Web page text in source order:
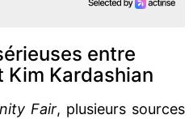
entre
Kim Kardashian
Fair, plusieurs sources